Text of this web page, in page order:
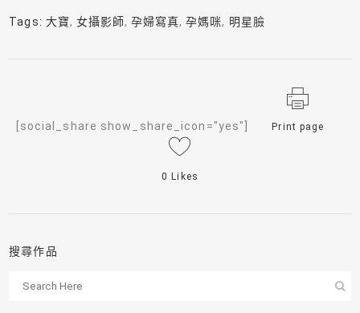
Tags: 大寶,女攝影師,孕婦寫真,孕媽咪, 明星臉
[social_share show_share_icon="yes"] Print page
0 Likes
搜尋作品